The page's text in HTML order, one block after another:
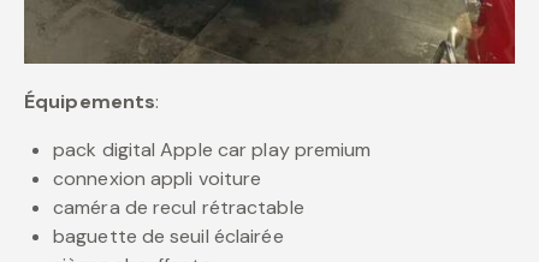
Équipements:
pack digital Apple car play premium
connexion appli voiture
caméra de recul rétractable
baguette de seuil éclairée